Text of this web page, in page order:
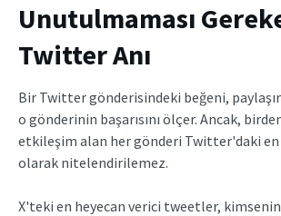
Unutulmaması
Twitter Anı
Bir Twitter gönderisindeki beğeni,
o gönderinin başarısını ölçer. Ancak,
etkileşim alan her gönderi Twitter'daki
olarak nitelendirilemez.
X'teki en heyecan verici tweetler,